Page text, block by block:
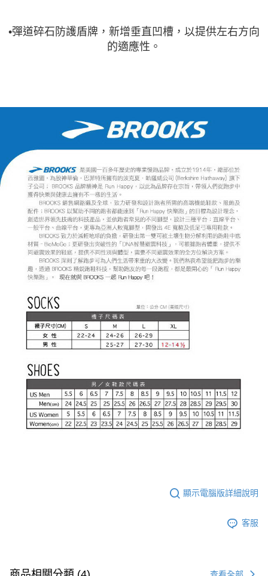
•彈道碎石防護盾牌，新增垂直凹槽，以提供左右方向
的適應性。
顯示電腦版詳細說明
客服
查看全部